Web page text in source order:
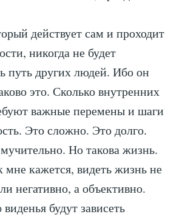
действует сам и проходит
никогда не будет
путь других людей. Ибо он
это. Сколько внутренних
важные перемены и шаги
Это сложно. Это долго.
Но такова жизнь.
кажется, видеть жизнь не
негативно, а объективно.
будут зависеть